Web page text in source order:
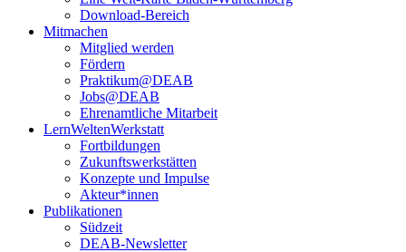
Download-Bereich
Mitmachen
Mitglied werden
Fördern
Praktikum@DEAB
Jobs@DEAB
Ehrenamtliche Mitarbeit
LernWeltenWerkstatt
Fortbildungen
Zukunftswerkstätten
Konzepte und Impulse
Akteur*innen
Publikationen
Südzeit
DEAB-Newsletter